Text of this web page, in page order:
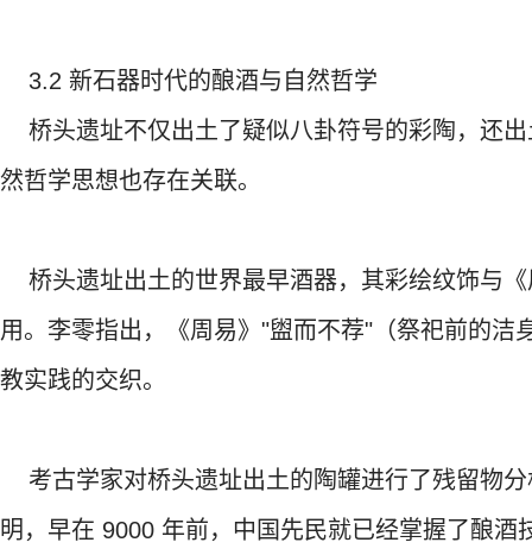
3.2 新石器时代的酿酒与自然哲学
桥头遗址不仅出土了疑似八卦符号的彩陶，还
然哲学思想也存在关联。
桥头遗址出土的世界最早酒器，其彩绘纹饰与
用。李零指出，《周易》"盥而不荐"（祭祀前的
教实践的交织。
考古学家对桥头遗址出土的陶罐进行了残留物
明，早在 9000 年前，中国先民就已经掌握了酿酒